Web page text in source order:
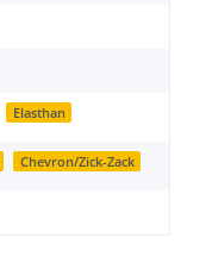
Elasthan
Chevron/Zick-Zack